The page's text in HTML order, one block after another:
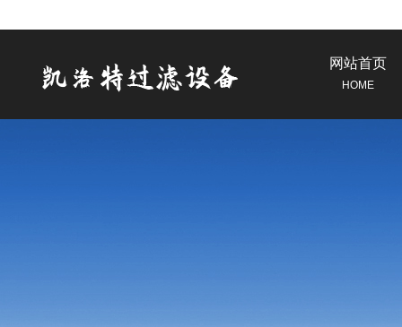
网站首页
HOME